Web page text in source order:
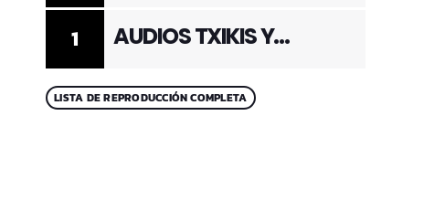
1 AUDIOS TXIKIS Y
LISTA DE REPRODUCCIÓN COMPLETA